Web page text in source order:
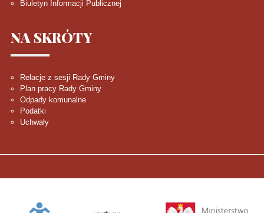
Biuletyn Informacji Publicznej
NA SKRÓTY
Relacje z sesji Rady Gminy
Plan pracy Rady Gminy
Odpady komunalne
Podatki
Uchwały